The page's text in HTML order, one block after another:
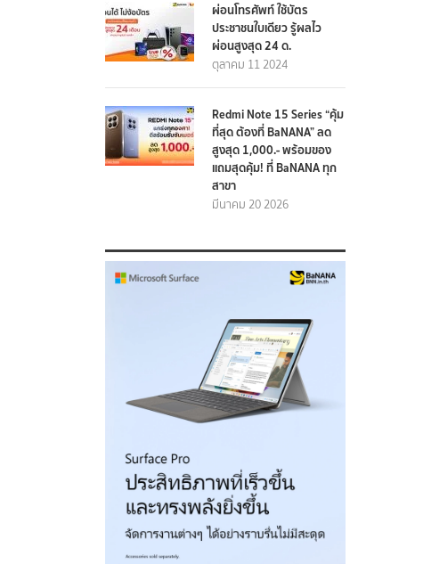
ผ่อนโทรศัพท์ ใช้บัตร
ประชาชนใบเดียว รู้ผลไว
ผ่อนสูงสุด 24 ด.
ตุลาคม 11 2024
Redmi Note 15 Series “คุ้ม
ที่สุด ต้องที่ BaNANA” ลด
สูงสุด 1,000.- พร้อมของ
แถมสุดคุ้ม! ที่ BaNANA ทุก
สาขา
มีนาคม 20 2026